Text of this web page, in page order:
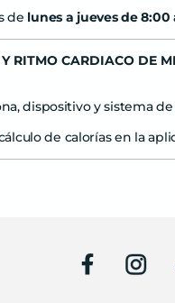
de lunes a jueves de 8:00
RITMO CARDIACO DE
dispositivo y sistema
de calorías en la